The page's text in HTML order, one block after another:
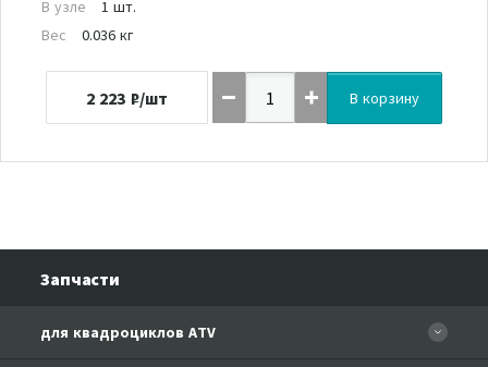
В узле
1 шт.
Вес
0.036 кг
2 223 ₽/шт В корзину
Запчасти
для квадроциклов ATV